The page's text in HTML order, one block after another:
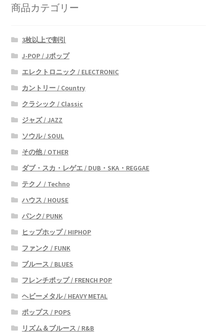
商品カテゴリー
3枚以上で割引
J-POP / Jポップ
エレクトロニック / ELECTRONIC
カントリー / Country
クラシック / Classic
ジャズ / JAZZ
ソウル / SOUL
その他 / OTHER
ダブ・スカ・レゲエ / DUB・SKA・REGGAE
テクノ / Techno
ハウス / HOUSE
パンク/ PUNK
ヒップホップ / HIPHOP
ファンク / FUNK
ブルース / BLUES
フレンチポップ / FRENCH POP
ヘビーメタル / HEAVY METAL
ポップス / POPS
リズム＆ブルース / R&B